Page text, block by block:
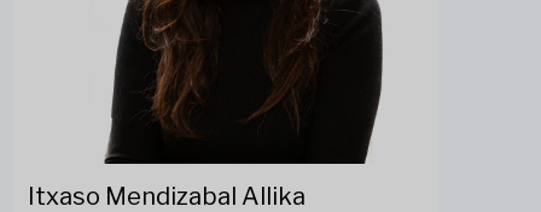
Itxaso Mendizabal Allika